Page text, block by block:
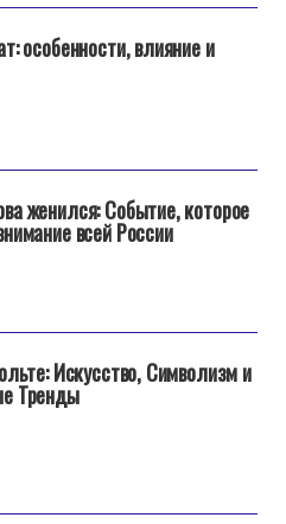
особенности, влияние и
женился: Событие, которое
всей России
Искусство, Символизм и
Тренды